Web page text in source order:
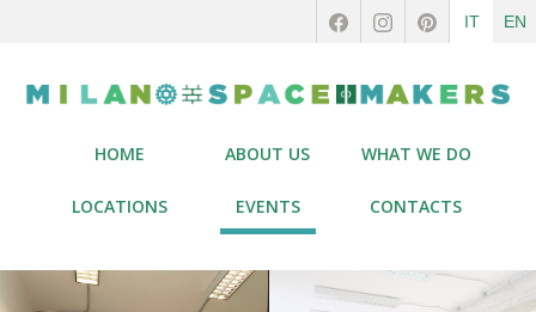
IT EN
HOME ABOUT US WHAT WE DO
LOCATIONS EVENTS CONTACTS